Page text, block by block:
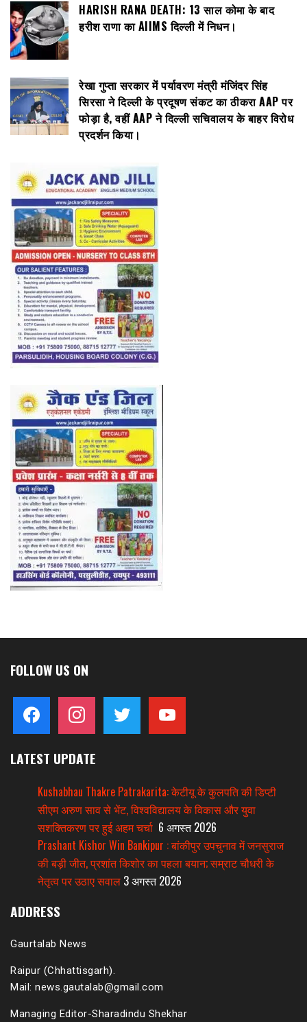
HARISH RANA DEATH: 13 साल कोमा के बाद
हरीश राणा का AIIMS दिल्ली में निधन।
रेखा गुप्ता सरकार में पर्यावरण मंत्री मंजिंदर सिंह
सिरसा ने दिल्ली के प्रदूषण संकट का ठीकरा AAP पर
फोड़ा है, वहीं AAP ने दिल्ली सचिवालय के बाहर विरोध
प्रदर्शन किया।
FOLLOW US ON
facebook instagram twitter youtube
LATEST UPDATE
Kushabhau Thakre Patrakarita: केटीयू के कुलपति की डिप्टी
सीएम अरुण साव से भेंट, विश्वविद्यालय के विकास और युवा
सशक्तिकरण पर हुई अहम चर्चा 6 अगस्त 2026
Prashant Kishor Win Bankipur : बांकीपुर उपचुनाव में जनसुराज
की बड़ी जीत, प्रशांत किशोर का पहला बयान; सम्राट चौधरी के
नेतृत्व पर उठाए सवाल 3 अगस्त 2026
ADDRESS
Gaurtalab News
Raipur (Chhattisgarh).
Mail: news.gautalab@gmail.com
Managing Editor-Sharadindu Shekhar